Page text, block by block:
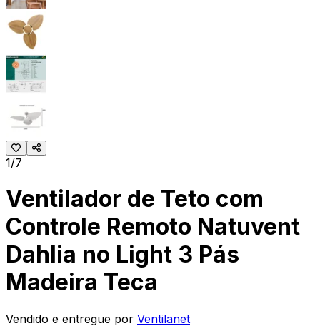
1/7
Ventilador de Teto com
Controle Remoto Natuvent
Dahlia no Light 3 Pás
Madeira Teca
Vendido e entregue por Ventilanet